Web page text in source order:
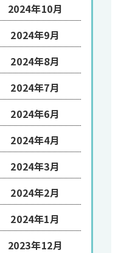
2024年10月
2024年9月
2024年8月
2024年7月
2024年6月
2024年4月
2024年3月
2024年2月
2024年1月
2023年12月